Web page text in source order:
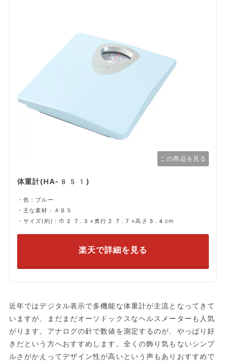
この商品を見る
体重計(HA-851)
・色：ブルー
・主な素材：ＡＢＳ
・サイズ(約)：巾27.3×奥行27.7×高さ5.4cm
楽天で詳細を見る
近年ではデジタル表示で多機能な体重計が主流となってきて
いますが、まだまだオーソドックスなヘルスメーターも人気
がります。アナログの針で数値を測定するのが、やっぱり好
きだという方へおすすめします。全くの飾り気もないシンプ
ルさがかえってデザイン性が高いという声もありおすすめで